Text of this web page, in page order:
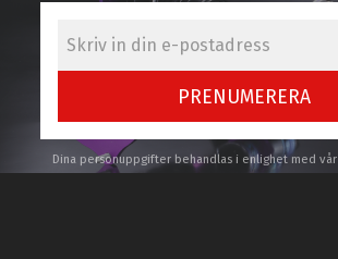
PRENUMERERA
Dina personuppgifter behandlas i enlighet med vår